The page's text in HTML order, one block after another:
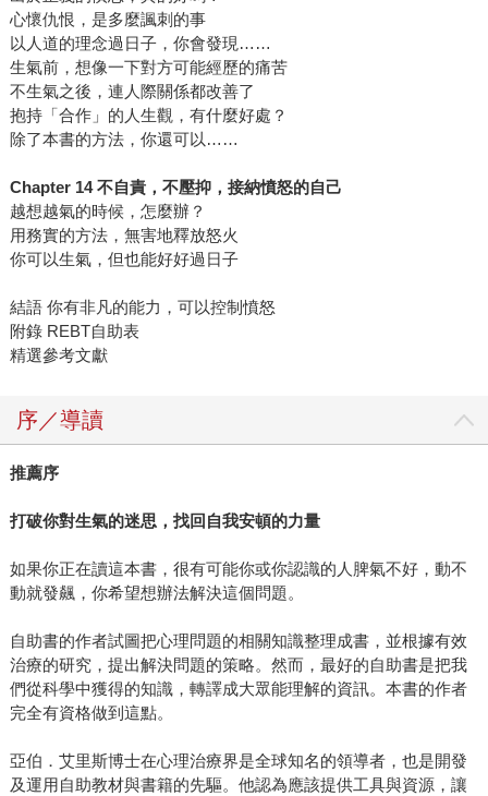
心懷仇恨，是多麼諷刺的事
以人道的理念過日子，你會發現……
生氣前，想像一下對方可能經歷的痛苦
不生氣之後，連人際關係都改善了
抱持「合作」的人生觀，有什麼好處？
除了本書的方法，你還可以……
Chapter 14 不自責，不壓抑，接納憤怒的自己
越想越氣的時候，怎麼辦？
用務實的方法，無害地釋放怒火
你可以生氣，但也能好好過日子
結語 你有非凡的能力，可以控制憤怒
附錄 REBT自助表
精選參考文獻
序／導讀
推薦序
打破你對生氣的迷思，找回自我安頓的力量
如果你正在讀這本書，很有可能你或你認識的人脾氣不好，動不
動就發飆，你希望想辦法解決這個問題。
自助書的作者試圖把心理問題的相關知識整理成書，並根據有效
治療的研究，提出解決問題的策略。然而，最好的自助書是把我
們從科學中獲得的知識，轉譯成大眾能理解的資訊。本書的作者
完全有資格做到這點。
亞伯．艾里斯博士在心理治療界是全球知名的領導者，也是開發
及運用自助教材與書籍的先驅。他認為應該提供工具與資源，讓